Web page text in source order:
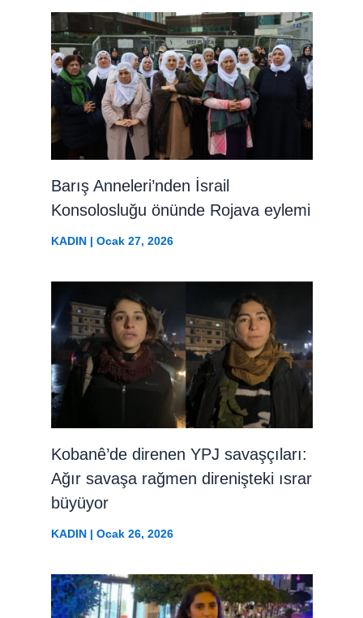
Barış Anneleri’nden İsrail
Konsolosluğu önünde Rojava eylemi
KADIN| Ocak 27, 2026
Kobanê’de direnen YPJ savaşçıları:
Ağır savaşa rağmen direnişteki ısrar
büyüyor
KADIN| Ocak 26, 2026